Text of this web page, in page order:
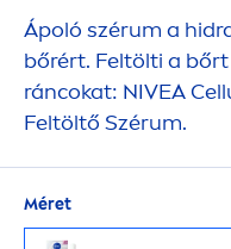
Ápoló szérum a
bőrért. Feltölti a
ráncokat: NIVEA
Feltöltő Szérum.
Méret